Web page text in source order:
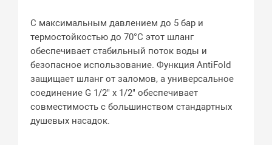
С максимальным давлением до 5 бар и
термостойкостью до 70°C этот шланг
обеспечивает стабильный поток воды и
безопасное использование. Функция AntiFold
защищает шланг от заломов, а универсальное
соединение G 1/2" x 1/2" обеспечивает
совместимость с большинством стандартных
душевых насадок.